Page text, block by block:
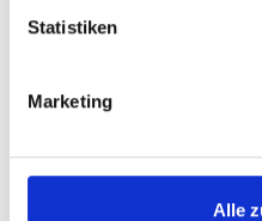
Statistiken
Marketing
Alle
Artikel ist leider nicht
verfügbar.
Haben Sie sich bei der
vertippt?